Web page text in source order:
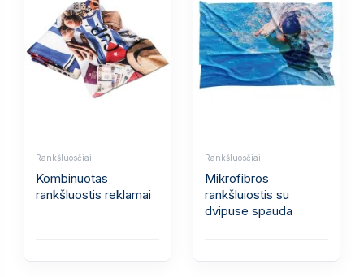
Rankšluosčiai
Kombinuotas
rankšluostis reklamai
Rankšluosčiai
Mikrofibros
rankšluiostis su
dvipuse spauda